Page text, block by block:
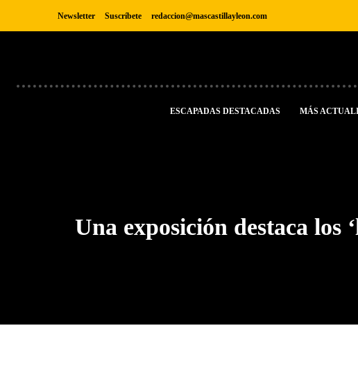
Newsletter Suscríbete redaccion@mascastillayleon.com
ESCAPADAS DESTACADAS MÁS
Una exposición destaca los